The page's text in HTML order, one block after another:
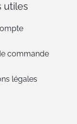
utiles
commande
légales